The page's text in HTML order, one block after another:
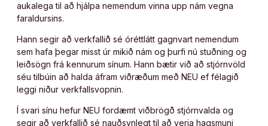
aukalega til að hjálpa nemendum vinna upp nám vegna
faraldursins.
Hann segir að verkfallið sé óréttlátt gagnvart nemendum
sem hafa þegar misst úr mikið nám og þurfi nú stuðning og
leiðsögn frá kennurum sínum. Hann bætir við að stjórnvöld
séu tilbúin að halda áfram viðræðum með NEU ef félagið
leggi niður verkfallsvopnin.
Í svari sínu hefur NEU fordæmt viðbrögð stjórnvalda og
segir að verkfallið sé nauðsynlegt til að verja hagsmuni